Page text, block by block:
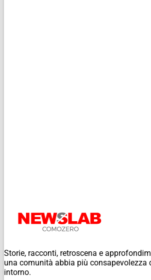
Storie, racconti, retroscena e
una comunità abbia più consapevolezza
intorno.